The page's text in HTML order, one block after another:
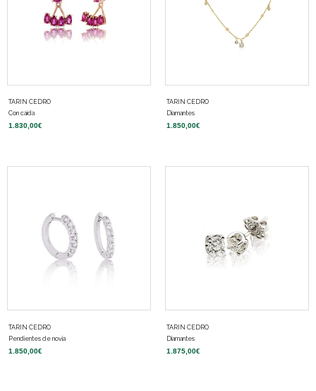
TARIN CEDRO
Con caída
1.830,00€
TARIN CEDRO
Diamantes
1.850,00€
TARIN CEDRO
Pendientes de novia
1.850,00€
TARIN CEDRO
Diamantes
1.875,00€